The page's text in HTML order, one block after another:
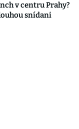
v centru Prahy?
snídani